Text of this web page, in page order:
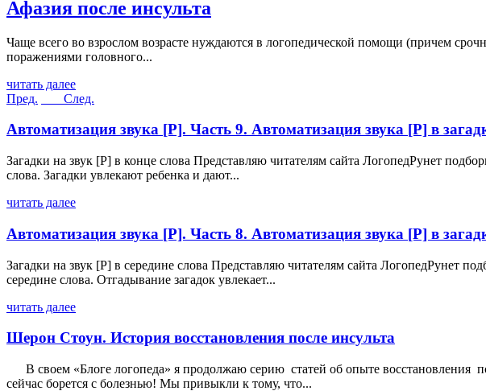
Афазия после инсульта
Чаще всего во взрослом возрасте нуждаются в логопедической помощи (причем
поражениями головного...
читать далее
Пред.
След.
Автоматизация звука [Р]. Часть 9. Автоматизация звука [Р] в
Загадки на звук [Р] в конце слова Представляю читателям сайта ЛогопедРунет
слова. Загадки увлекают ребенка и дают...
читать далее
Автоматизация звука [Р]. Часть 8. Автоматизация звука [Р] в
Загадки на звук [Р] в середине слова Представляю читателям сайта ЛогопедРунет
середине слова. Отгадывание загадок увлекает...
читать далее
Шерон Стоун. История восстановления после инсульта
В своем «Блоге логопеда» я продолжаю серию статей об опыте восстановления
сейчас борется с болезнью! Мы привыкли к тому, что...